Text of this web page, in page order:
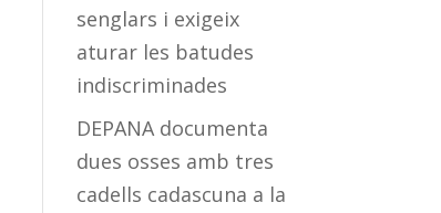
senglars i exigeix
aturar les batudes
indiscriminades
DEPANA documenta
dues osses amb tres
cadells cadascuna a la